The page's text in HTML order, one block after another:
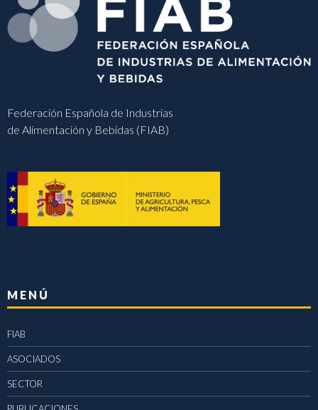
Federación Española de Industrias
de Alimentación y Bebidas (FIAB)
MENÚ
FIAB
ASOCIADOS
SECTOR